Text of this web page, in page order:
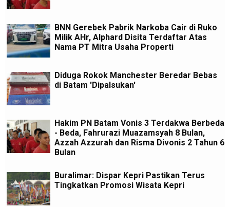
BNN Gerebek Pabrik Narkoba Cair di Ruko
Milik AHr, Alphard Disita Terdaftar Atas
Nama PT Mitra Usaha Properti
Diduga Rokok Manchester Beredar Bebas
di Batam 'Dipalsukan'
Hakim PN Batam Vonis 3 Terdakwa Berbeda
- Beda, Fahrurazi Muazamsyah 8 Bulan,
Azzah Azzurah dan Risma Divonis 2 Tahun 6
Bulan
Buralimar: Dispar Kepri Pastikan Terus
Tingkatkan Promosi Wisata Kepri